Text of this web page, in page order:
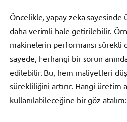
Öncelikle, yapay zeka sayesinde
daha verimli hale getirilebilir.
makinelerin performansı sürekli
sayede, herhangi bir sorun
edilebilir. Bu, hem maliyetleri
sürekliliğini artırır. Hangi üretim
kullanılabileceğine bir göz atalım: